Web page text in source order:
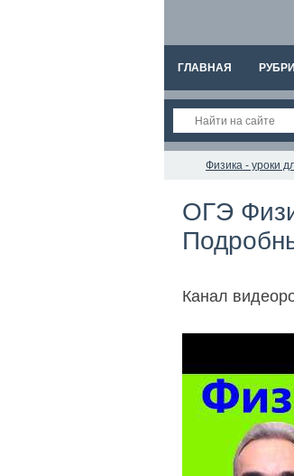
ГЛАВНАЯ
Физика - уроки
ОГЭ
Канал